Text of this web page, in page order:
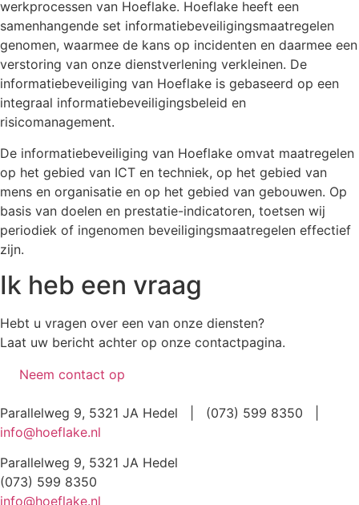
werkprocessen van Hoeflake. Hoeflake heeft een
samenhangende set informatiebeveiligingsmaatregelen
genomen, waarmee de kans op incidenten en daarmee een
verstoring van onze dienstverlening verkleinen. De
informatiebeveiliging van Hoeflake is gebaseerd op een
integraal informatiebeveiligingsbeleid en
risicomanagement.
De informatiebeveiliging van Hoeflake omvat maatregelen
op het gebied van ICT en techniek, op het gebied van
mens en organisatie en op het gebied van gebouwen. Op
basis van doelen en prestatie-indicatoren, toetsen wij
periodiek of ingenomen beveiligingsmaatregelen effectief
zijn.
Ik heb een vraag
Hebt u vragen over een van onze diensten?
Laat uw bericht achter op onze contactpagina.
Neem contact op
Parallelweg 9, 5321 JA Hedel | (073) 599 8350 |
info@hoeflake.nl
Parallelweg 9, 5321 JA Hedel
(073) 599 8350
info@hoeflake.nl